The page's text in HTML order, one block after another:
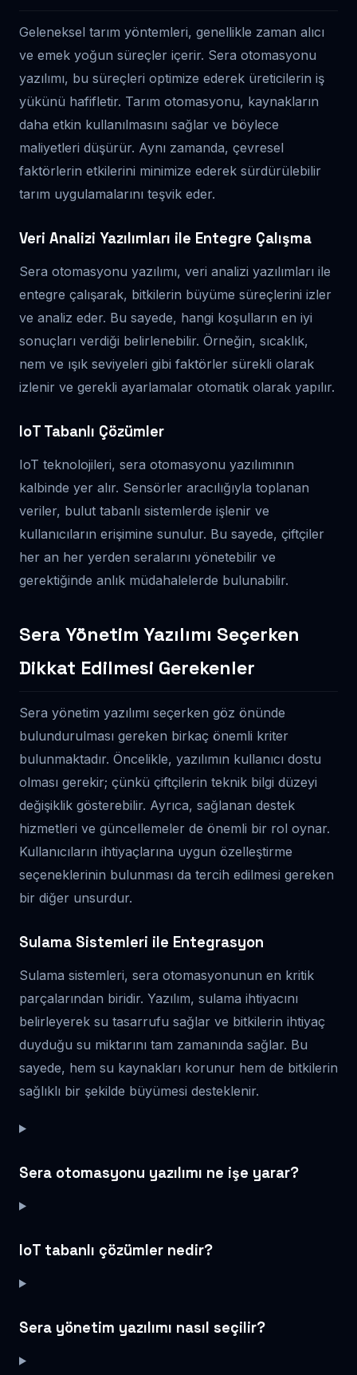
Geleneksel tarım yöntemleri, genellikle zaman alıcı
ve emek yoğun süreçler içerir. Sera otomasyonu
yazılımı, bu süreçleri optimize ederek üreticilerin iş
yükünü hafifletir. Tarım otomasyonu, kaynakların
daha etkin kullanılmasını sağlar ve böylece
maliyetleri düşürür. Aynı zamanda, çevresel
faktörlerin etkilerini minimize ederek sürdürülebilir
tarım uygulamalarını teşvik eder.
Veri Analizi Yazılımları ile Entegre Çalışma
Sera otomasyonu yazılımı, veri analizi yazılımları ile
entegre çalışarak, bitkilerin büyüme süreçlerini izler
ve analiz eder. Bu sayede, hangi koşulların en iyi
sonuçları verdiği belirlenebilir. Örneğin, sıcaklık,
nem ve ışık seviyeleri gibi faktörler sürekli olarak
izlenir ve gerekli ayarlamalar otomatik olarak yapılır.
IoT Tabanlı Çözümler
IoT teknolojileri, sera otomasyonu yazılımının
kalbinde yer alır. Sensörler aracılığıyla toplanan
veriler, bulut tabanlı sistemlerde işlenir ve
kullanıcıların erişimine sunulur. Bu sayede, çiftçiler
her an her yerden seralarını yönetebilir ve
gerektiğinde anlık müdahalelerde bulunabilir.
Sera Yönetim Yazılımı Seçerken
Dikkat Edilmesi Gerekenler
Sera yönetim yazılımı seçerken göz önünde
bulundurulması gereken birkaç önemli kriter
bulunmaktadır. Öncelikle, yazılımın kullanıcı dostu
olması gerekir; çünkü çiftçilerin teknik bilgi düzeyi
değişiklik gösterebilir. Ayrıca, sağlanan destek
hizmetleri ve güncellemeler de önemli bir rol oynar.
Kullanıcıların ihtiyaçlarına uygun özelleştirme
seçeneklerinin bulunması da tercih edilmesi gereken
bir diğer unsurdur.
Sulama Sistemleri ile Entegrasyon
Sulama sistemleri, sera otomasyonunun en kritik
parçalarından biridir. Yazılım, sulama ihtiyacını
belirleyerek su tasarrufu sağlar ve bitkilerin ihtiyaç
duyduğu su miktarını tam zamanında sağlar. Bu
sayede, hem su kaynakları korunur hem de bitkilerin
sağlıklı bir şekilde büyümesi desteklenir.
Sera otomasyonu yazılımı ne işe yarar?
IoT tabanlı çözümler nedir?
Sera yönetim yazılımı nasıl seçilir?